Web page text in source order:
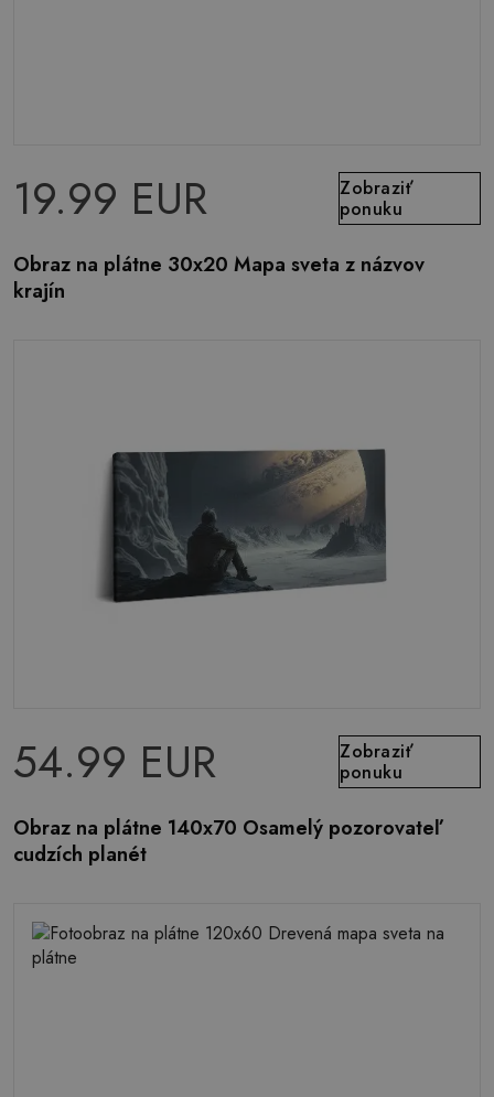
19.99 EUR
Zobraziť
ponuku
Obraz na plátne 30x20 Mapa sveta z názvov
krajín
54.99 EUR
Zobraziť
ponuku
Obraz na plátne 140x70 Osamelý pozorovateľ
cudzích planét